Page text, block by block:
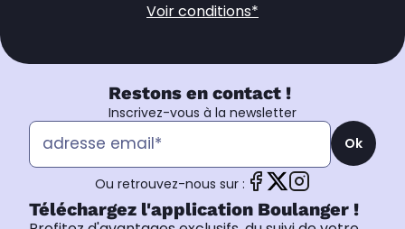
Voir conditions*
Restons en contact !
Inscrivez-vous à la newsletter
Ok
Ou retrouvez-nous sur :
Téléchargez l'application Boulanger !